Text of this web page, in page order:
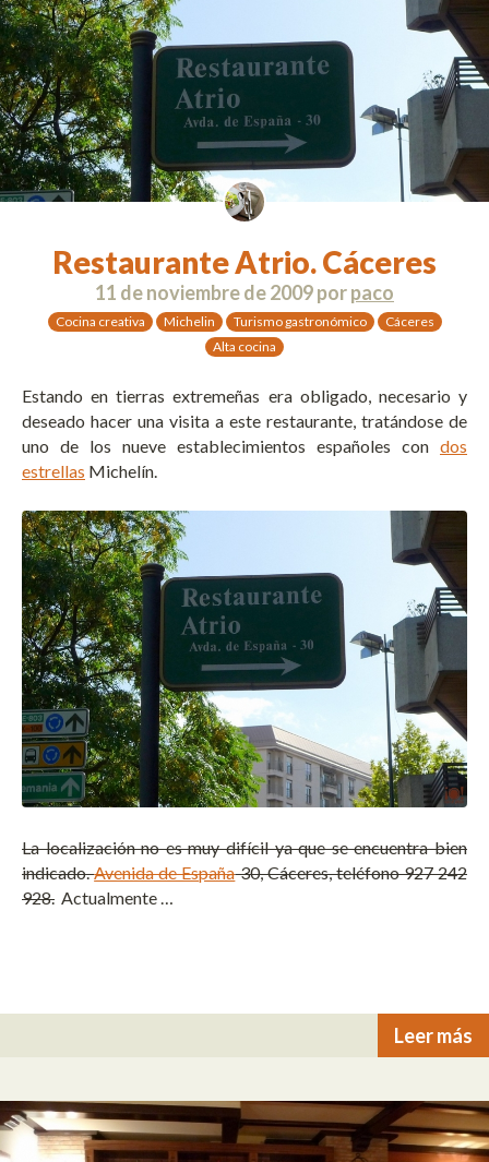
Restaurante Atrio. Cáceres
11 de noviembre de 2009porpaco
Cocina creativa Michelin Turismo gastronómico
Cáceres
Alta cocina
Estando en tierras extremeñas era obligado, necesario y
deseado hacer una visita a este restaurante, tratándose de
uno de los nueve establecimientos españoles con dos
estrellas Michelín.
La localización no es muy difícil ya que se encuentra bien
indicado.Avenida de España30, Cáceres, teléfono 927 242
928. Actualmente …
Leer más